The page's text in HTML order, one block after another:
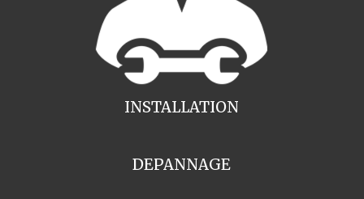
INSTALLATION
DEPANNAGE